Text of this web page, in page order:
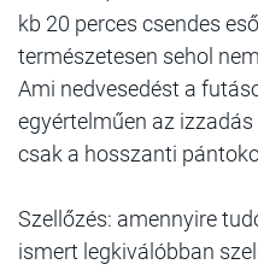
kb 20 perces csendes
természetesen sehol
Ami nedvesedést a
egyértelműen az
csak a hosszanti
Szellőzés: amennyire
ismert legkiválóbban